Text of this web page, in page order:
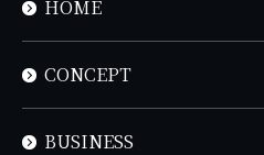
HOME
CONCEPT
BUSINESS